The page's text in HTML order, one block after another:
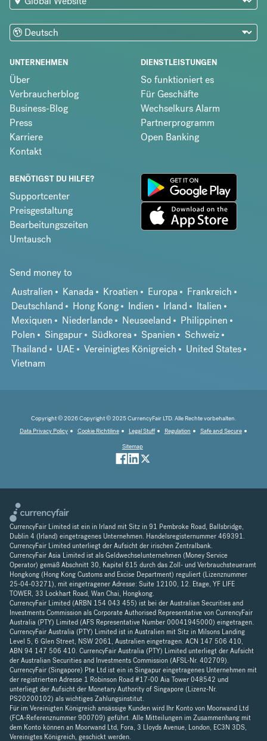
UNTERNEHMEN
Über
Verbraucherblog
Business-Blog
Press
Karriere
Kontakt
DIENSTLEISTUNGEN
So funktioniert es
Für Geschäfte
Wechselkurs Alarm
Partnerprogramm
Open Banking
BENÖTIGST DU HILFE?
Supportcenter
Preisgestaltung
Bearbeitungszeiten
Umtausch
Send money to
Australien
Kanada Kroatien Europa
Frankreich
Deutschland
Hong Kong Indien Irland
Italien
Mexiquen
Niederlande Neuseeland
Philippinen
Polen
Singapur Südkorea Spanien
Schweiz
Thailand
UAE Vereinigtes Königreich
United States
Vietnam
Copyright © 2026 Copyright © 2025 CurrencyFair LTD. Alle Rechte vorbehalten.
Data Privacy Policy
Cookie Richtiline Legal Stuff Regulation
Safe and Secure
Sitemap
CurrencyFair Limited ist ein in Irland mit Sitz in 91 Pembroke Road, Ballsbridge,
Dublin 4 (Irland) eingetragenes Unternehmen. Handelsregisternummer 469391.
CurrencyFair Limited unterliegt der Aufsicht der irischen Zentralbank.
CurrencyFair Asia Limited ist als Geldwechselunternehmen (Money Service
Operator) gemäß Abschnitt 30, Kapitel 615 durch das Zoll- und Verbrauchsteueramt
Hongkong (Hong Kong Customs and Excise Department) reguliert (Lizenznummer
25-04-03271), mit eingetragener Adresse: Suite 12100, 12. Etage, YF LIFE
TOWER, 33 Lockhart Road, Wan Chai, Hongkong.
CurrencyFair Limited (ARBN 154 043 455) ist bei der Australian Securities and
Investments Commission als Corporate Authorised Representative von CurrencyFair
Australia (PTY) Limited (AFS Representative Number 00041945000) eingetragen.
CurrencyFair Australia (PTY) Limited ist in Australien mit Sitz in Milsons Landing
Level 5, 6 Glen Street, NSW 2061, Australien eingetragen. ACN 147 506 410,
ABN 94 147 506 410. CurrencyFair Australia (PTY) Limited unterliegt der Aufsicht
der Australian Securities and Investments Commission (AFSL-Nr. 402709).
CurrencyFair (Singapore) Pte Ltd ist ein in Singapur eingetragenes Unternehmen mit
der registrierten Adresse 1 Robinson Road #17-00 Aia Tower 048542 und
unterliegt der Aufsicht der Monetary Authority of Singapore (Lizenz-Nr.
PS20200102) als wichtiges Zahlungsinstitut.
Für im Vereinigten Königreich ansässige Kunden wird Ihr Konto von Moorwand Ltd
(FCA-Referenznummer 900709) geführt. Alle Mitteilungen im Zusammenhang mit
dem Konto können an Moorwand Ltd, Fora, 3 Lloyds Avenue, London, EC3N 3DS,
Vereinigtes Königreich, geschickt werden.